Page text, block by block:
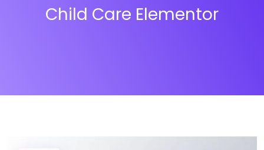
Child Care Elementor